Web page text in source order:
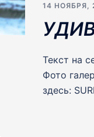
14 НОЯБРЯ,
Текст на
Фото
здесь: